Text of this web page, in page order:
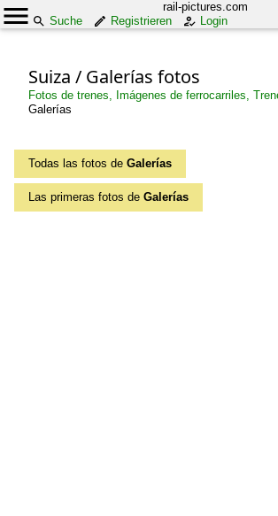
rail-pictures.com
Suche
Registrieren Login
Suiza / Galerías fotos
Fotos de trenes, Imágenes de ferrocarriles,
Galerías
Todas las fotos de Galerías
Las primeras fotos de Galerías